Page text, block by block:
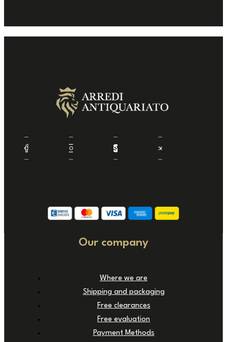
Our company
Where we are
Shipping and packaging
Free clearances
Free evaluation
Payment Methods